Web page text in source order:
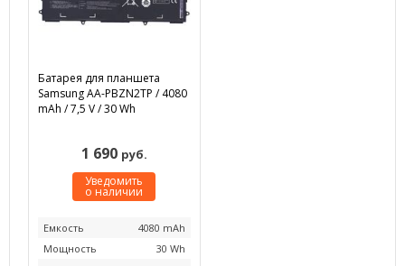
Батарея для планшета
Samsung AA-PBZN2TP / 4080
mAh / 7,5 V / 30 Wh
1 690 руб.
Уведомить
о наличии
Емкость
4080 mAh
Мощность
30 Wh